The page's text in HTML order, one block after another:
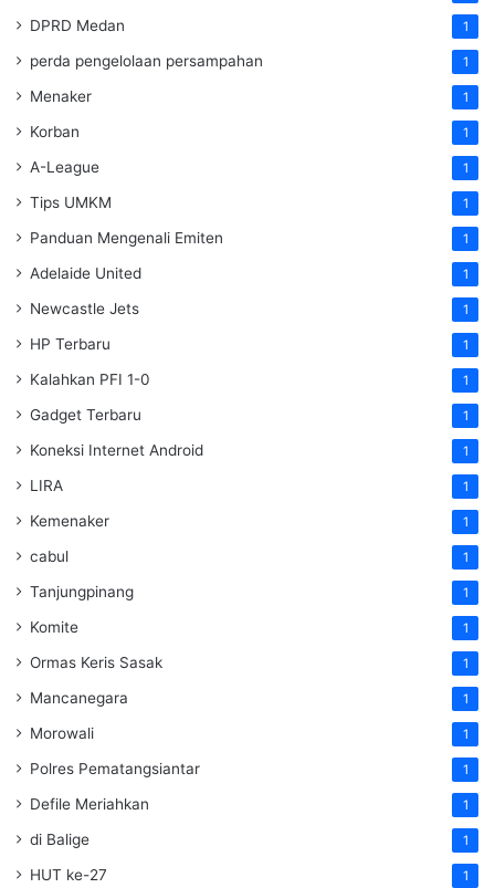
DPRD Medan 1
perda pengelolaan persampahan 1
Menaker 1
Korban 1
A-League 1
Tips UMKM 1
Panduan Mengenali Emiten 1
Adelaide United 1
Newcastle Jets 1
HP Terbaru 1
Kalahkan PFI 1-0 1
Gadget Terbaru 1
Koneksi Internet Android 1
LIRA 1
Kemenaker 1
cabul 1
Tanjungpinang 1
Komite 1
Ormas Keris Sasak 1
Mancanegara 1
Morowali 1
Polres Pematangsiantar 1
Defile Meriahkan 1
di Balige 1
HUT ke-27 1